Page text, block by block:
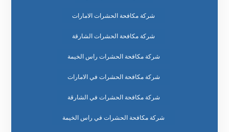
شركة مكافحة الحشرات الامارات
شركة مكافحة الحشرات الشارقة
شركة مكافحة الحشرات راس الخيمة
شركة مكافحة الحشرات في الامارات
شركة مكافحة الحشرات في الشارقة
شركة مكافحة الحشرات في راس الخيمة